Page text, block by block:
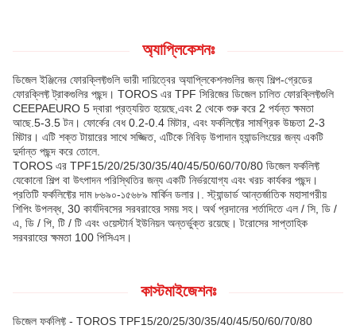
অ্যাপ্লিকেশনঃ
ডিজেল ইঞ্জিনের ফোরক্লিফ্টগুলি ভারী দায়িত্বের অ্যাপ্লিকেশনগুলির জন্য শিল্প-গ্রেডের
ফোরক্লিফ্ট ট্রাকগুলির পছন্দ। TOROS এর TPF সিরিজের ডিজেল চালিত ফোরক্লিফ্টগুলি
CEEPAEURO 5 দ্বারা প্রত্যয়িত হয়েছে,এবং 2 থেকে শুরু করে 2 পর্যন্ত ক্ষমতা
আছে.5-3.5 টন। ফোর্কের বেধ 0.2-0.4 মিটার, এবং ফর্কলিফ্টের সামগ্রিক উচ্চতা 2-3
মিটার। এটি শক্ত টায়ারের সাথে সজ্জিত, এটিকে নিবিড় উপাদান হ্যান্ডলিংয়ের জন্য একটি
দুর্দান্ত পছন্দ করে তোলে.
TOROS এর TPF15/20/25/30/35/40/45/50/60/70/80 ডিজেল ফর্কলিফ্ট
যেকোনো শিল্প বা উৎপাদন পরিস্থিতির জন্য একটি নির্ভরযোগ্য এবং খরচ কার্যকর পছন্দ।
প্রতিটি ফর্কলিফ্টের দাম ৮৬৯০-১৫৬৮৯ মার্কিন ডলার।. স্ট্যান্ডার্ড আন্তর্জাতিক মহাসাগরীয়
শিপিং উপলব্ধ, 30 কার্যদিবসের সরবরাহের সময় সহ। অর্থ প্রদানের শর্তাদিতে এল / সি, ডি /
এ, ডি / পি, টি / টি এবং ওয়েস্টার্ন ইউনিয়ন অন্তর্ভুক্ত রয়েছে। টরোসের সাপ্তাহিক
সরবরাহের ক্ষমতা 100 পিসিএস।
কাস্টমাইজেশনঃ
ডিজেল ফর্কলিফ্ট - TOROS TPF15/20/25/30/35/40/45/50/60/70/80